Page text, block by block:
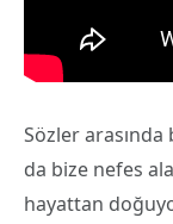
Sözler
da bize nefes
hayattan